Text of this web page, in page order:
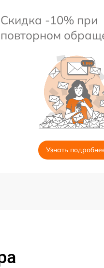
Скидка -10% при
повторном
Узнать